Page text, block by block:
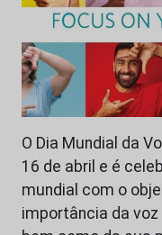
O Dia Mundial da
16 de abril e é
mundial com o
importância da